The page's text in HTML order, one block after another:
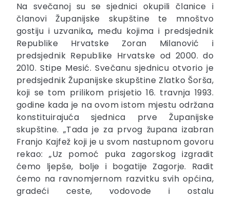
Na svečanoj su se sjednici okupili članice i
članovi Županijske skupštine te mnoštvo
gostiju i uzvanika, među kojima i predsjednik
Republike Hrvatske Zoran Milanović i
predsjednik Republike Hrvatske od 2000. do
2010. Stipe Mesić. Svečanu sjednicu otvorio je
predsjednik Županijske skupštine Zlatko Šorša,
koji se tom prilikom prisjetio 16. travnja 1993.
godine kada je na ovom istom mjestu održana
konstituirajuća sjednica prve Županijske
skupštine. „Tada je za prvog župana izabran
Franjo Kajfež koji je u svom nastupnom govoru
rekao: „Uz pomoć puka zagorskog izgradit
ćemo ljepše, bolje i bogatije Zagorje. Radit
ćemo na ravnomjernom razvitku svih općina,
gradeći ceste, vodovode i ostalu